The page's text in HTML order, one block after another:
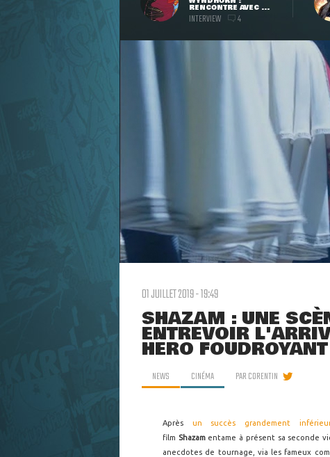
RENCONTRE AVEC ...
INTERVIEW 4
01 JUILLET 2019 - 19:49
SHAZAM : UNE
ENTREVOIR
HÉRO FOUDROYANT
NEWS CINÉMA PARCORENTIN
Après un succès grandement
film Shazamentame à présent sa seconde
anecdotes de tournage, via les fameux